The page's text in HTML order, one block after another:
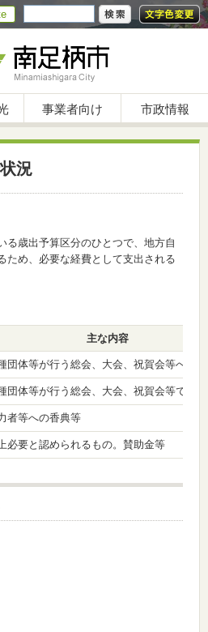
事業者向け 市政情報
況
歳出予算区分のひとつで、地方自
ため、必要な経費として支出される
主な内容
団体等が行う総会、大会、祝賀会等への
団体等が行う総会、大会、祝賀会等で会
者等への香典等
必要と認められるもの。賛助金等